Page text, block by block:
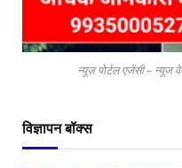
न्यूज़ पोर्टल एजेंसी – न्यूज
विज्ञापन बॉक्स